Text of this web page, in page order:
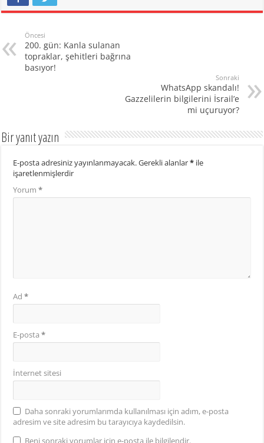
Öncesi
200. gün: Kanla sulanan
topraklar, şehitleri bağrına
basıyor!
Sonraki
WhatsApp skandalı!
Gazzelilerin bilgilerini İsrail’e
mi uçuruyor?
Bir yanıt yazın
E-posta adresiniz yayınlanmayacak.Gerekli alanlar* ile
işaretlenmişlerdir
Yorum*
Ad*
E-posta*
İnternet sitesi
Daha sonraki yorumlarımda kullanılması için adım, e-posta
adresim ve site adresim bu tarayıcıya kaydedilsin.
Beni sonraki yorumlar için e-posta ile bilgilendir.